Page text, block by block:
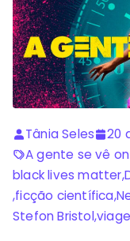
Tânia Seles 20
A gente se vê
black lives matter,
,ficção científica,
Stefon Bristol,